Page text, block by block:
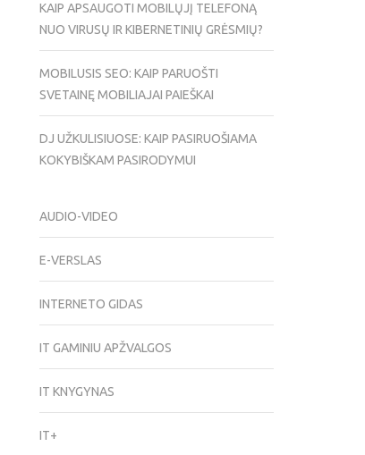
KAIP APSAUGOTI MOBILŲJĮ TELEFONĄ
NUO VIRUSŲ IR KIBERNETINIŲ GRĖSMIŲ?
MOBILUSIS SEO: KAIP PARUOŠTI
SVETAINĘ MOBILIAJAI PAIEŠKAI
DJ UŽKULISIUOSE: KAIP PASIRUOŠIAMA
KOKYBIŠKAM PASIRODYMUI
AUDIO-VIDEO
E-VERSLAS
INTERNETO GIDAS
IT GAMINIU APŽVALGOS
IT KNYGYNAS
IT+